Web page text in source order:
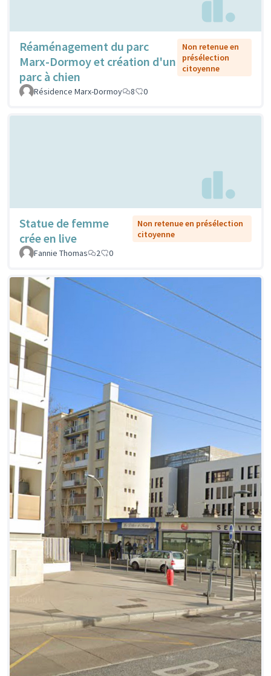
Réaménagement du parc
Marx-Dormoy et création d'un
parc à chien
Non retenue en
présélection
citoyenne
Résidence Marx-Dormoy 8 0
Statue de femme
crée en live
Non retenue en présélection
citoyenne
Fannie Thomas
2 0